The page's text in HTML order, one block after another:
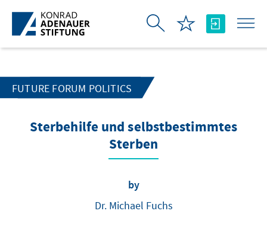
Skip to Main Content
FUTURE FORUM POLITICS
Sterbehilfe und selbstbestimmtes
Sterben
by
Dr. Michael Fuchs